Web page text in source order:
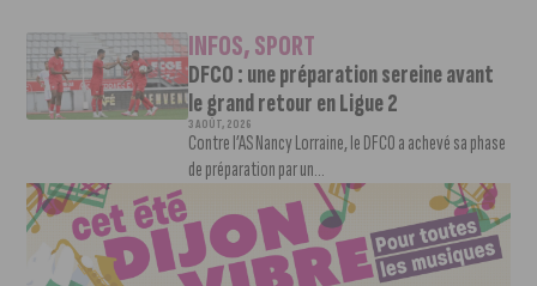
INFOS,SPORT
DFCO : une préparation sereine avant
le grand retour en Ligue 2
3 AOÛT, 2026
Contre l’AS Nancy Lorraine, le DFCO a achevé sa phase
de préparation par un...